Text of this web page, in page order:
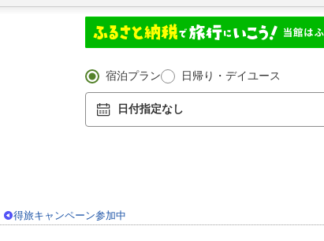
宿泊プラン 日帰り・デイユース
日付指定なし
得旅キャンペーン参加中